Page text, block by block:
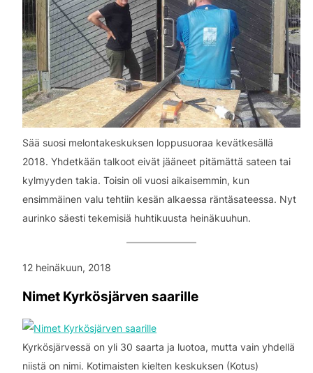
Sää suosi melontakeskuksen loppusuoraa kevätkesällä
2018. Yhdetkään talkoot eivät jääneet pitämättä sateen tai
kylmyyden takia. Toisin oli vuosi aikaisemmin, kun
ensimmäinen valu tehtiin kesän alkaessa räntäsateessa. Nyt
aurinko säesti tekemisiä huhtikuusta heinäkuuhun.
12 heinäkuun, 2018
Nimet Kyrkösjärven saarille
Kyrkösjärvessä on yli 30 saarta ja luotoa, mutta vain yhdellä
niistä on nimi. Kotimaisten kielten keskuksen (Kotus)